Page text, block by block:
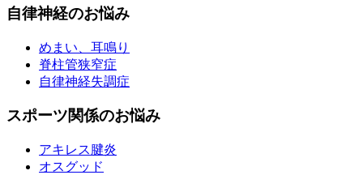
自律神経のお悩み
めまい、耳鳴り
脊柱管狭窄症
自律神経失調症
スポーツ関係のお悩み
アキレス腱炎
オスグッド